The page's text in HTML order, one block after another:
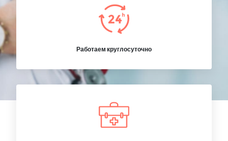
Работаем круглосуточно